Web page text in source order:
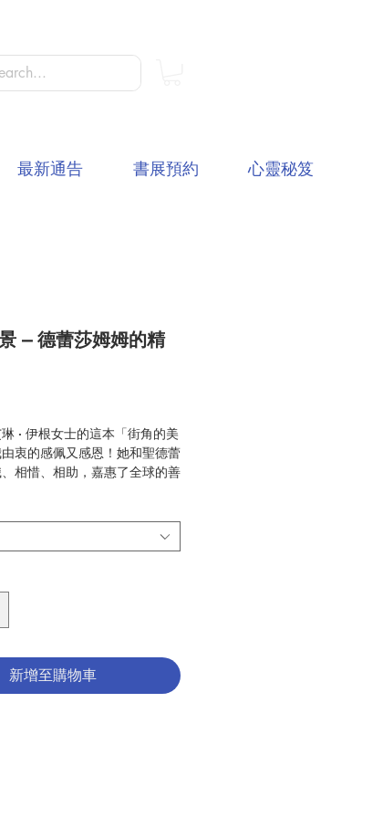
– 德蕾莎姆姆的精
· 伊根女士的這本「街角的美
衷的感佩又感恩！她和聖德蕾
相惜、相助，嘉惠了全球的善
愛德生活中顯露了她在行動中更
的祈禱生活！我深深的感受到
但她都是以「愛」來面對日常
苦、辣挑戰！感受到她是一位
一位愛德的神秘者」！「窮苦人
怪她從年輕時就以聖女小德蘭
驗！體驗到在聖三內「a
」，「Mystic of the
新增至購物車
最新通告 書展預約 心靈秘笈